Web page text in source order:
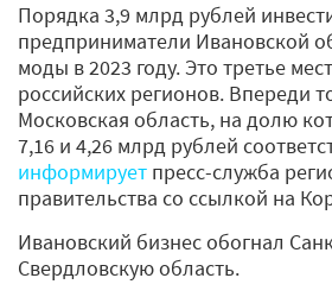
Порядка 3,9 млрд рублей
предприниматели Ивановской
моды в 2023 году. Это третье
российских регионов. Впереди
Московская область, на долю
7,16 и 4,26 млрд рублей
информирует пресс-служба
правительства со ссылкой на
Ивановский бизнес обогнал
Свердловскую область.